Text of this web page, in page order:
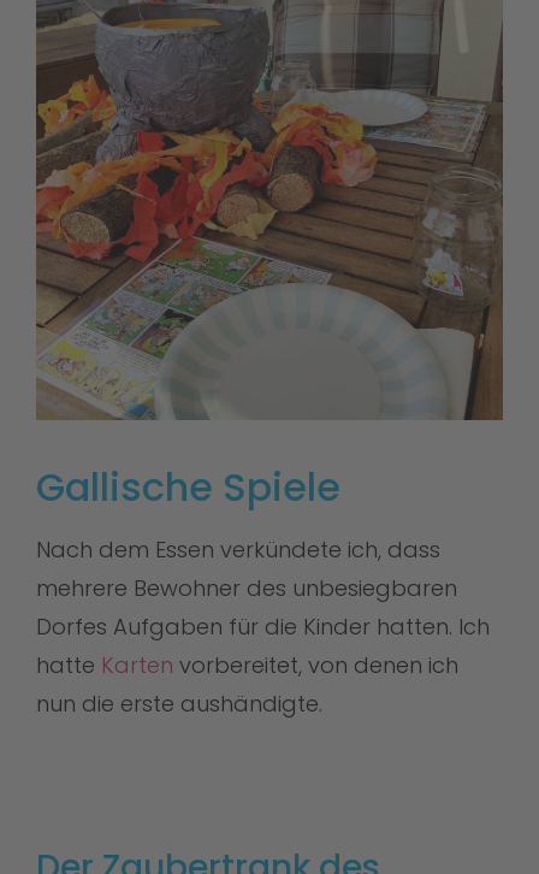
Gallische Spiele
Nach dem Essen verkündete ich, dass
mehrere Bewohner des unbesiegbaren
Dorfes Aufgaben für die Kinder hatten. Ich
hatte Karten vorbereitet, von denen ich
nun die erste aushändigte.